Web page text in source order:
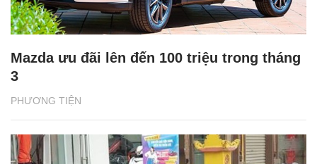
PHƯƠNG TIỆN
Mazda ưu đãi lên đến 100 triệu trong tháng
3